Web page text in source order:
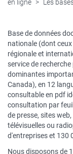
en ligne
Les
Description
Base de données
nationale (dont
régionale et
service de
dominantes
Canada), en 12
consultable en pdf
consultation par
de presse, sites
télévisuelles ou
d'entreprises et 130
Nous disposons de